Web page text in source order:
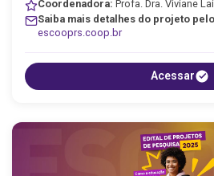
Coordenadora: Profa. Dra. Viviane
Saiba mais detalhes do projeto
escooprs.coop.br
Acessar